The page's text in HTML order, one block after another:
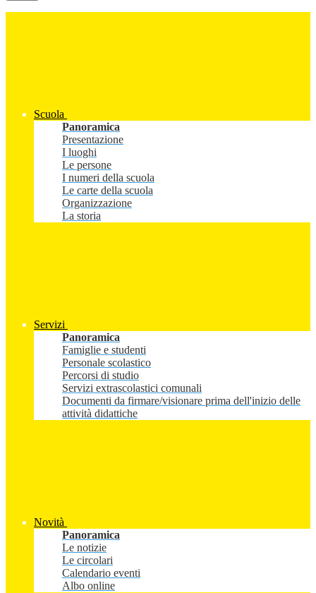
Scuola
Panoramica
Presentazione
I luoghi
Le persone
I numeri della scuola
Le carte della scuola
Organizzazione
La storia
Servizi
Panoramica
Famiglie e studenti
Personale scolastico
Percorsi di studio
Servizi extrascolastici comunali
Documenti da firmare/visionare prima dell'inizio delle
attività didattiche
Novità
Panoramica
Le notizie
Le circolari
Calendario eventi
Albo online